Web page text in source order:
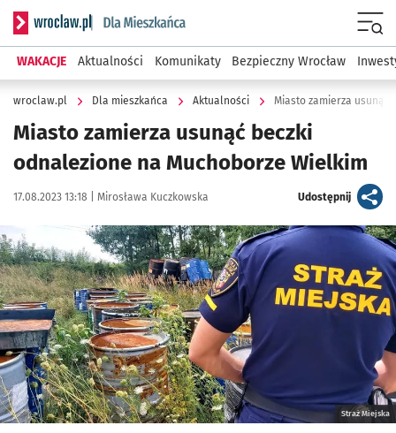
Serwis informacyjny wroclaw.pl podserwis: Dla mieszkańca
WAKACJE Aktualności Komunikaty Bezpieczny Wrocław
wroclaw.pl Dla mieszkańca Aktualności Miasto zamierza usunąć
Miasto zamierza usunąć beczki
odnalezione na Muchoborze Wielkim
Data publikacji:
17.08.2023 13:18 | Autor:
Mirosława Kuczkowska Udostępnijartykuł
Kliknij, aby powiększyć
Straż Miejska